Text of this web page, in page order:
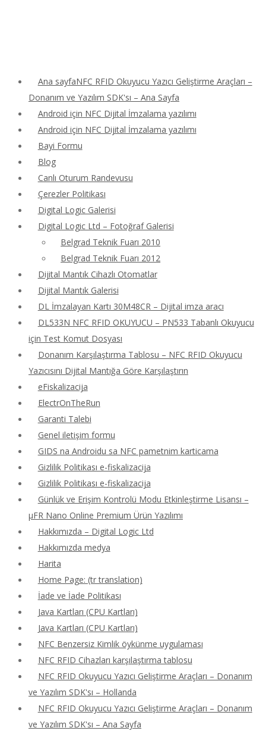
Ana sayfaNFC RFID Okuyucu Yazıcı Geliştirme Araçları –
Donanım ve Yazılım SDK'sı – Ana Sayfa
Android için NFC Dijital İmzalama yazılımı
Android için NFC Dijital İmzalama yazılımı
Bayi Formu
Blog
Canlı Oturum Randevusu
Çerezler Politikası
Digital Logic Galerisi
Digital Logic Ltd – Fotoğraf Galerisi
Belgrad Teknik Fuarı 2010
Belgrad Teknik Fuarı 2012
Dijital Mantık Cihazlı Otomatlar
Dijital Mantık Galerisi
DL İmzalayan Kartı 30M48CR – Dijital imza aracı
DL533N NFC RFID OKUYUCU – PN533 Tabanlı Okuyucu
için Test Komut Dosyası
Donanım Karşılaştırma Tablosu – NFC RFID Okuyucu
Yazıcısını Dijital Mantığa Göre Karşılaştırın
eFiskalizacija
ElectrOnTheRun
Garanti Talebi
Genel iletişim formu
GIDS na Androidu sa NFC pametnim karticama
Gizlilik Politikası e-fiskalizacija
Gizlilik Politikası e-fiskalizacija
Günlük ve Erişim Kontrolü Modu Etkinleştirme Lisansı –
μFR Nano Online Premium Ürün Yazılımı
Hakkımızda – Digital Logic Ltd
Hakkımızda medya
Harita
Home Page: (tr translation)
İade ve İade Politikası
Java Kartları (CPU Kartları)
Java Kartları (CPU Kartları)
NFC Benzersiz Kimlik öykünme uygulaması
NFC RFID Cihazları karşılaştırma tablosu
NFC RFID Okuyucu Yazıcı Geliştirme Araçları – Donanım
ve Yazılım SDK'sı – Hollanda
NFC RFID Okuyucu Yazıcı Geliştirme Araçları – Donanım
ve Yazılım SDK'sı – Ana Sayfa